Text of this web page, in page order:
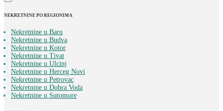
NEKRETNINE PO REGIONIMA
Nekretnine u Baru
Nekretnine u Budva
Nekretnine u Kotor
Nekretnine u Tivat
Nekretnine u Ulcinj
Nekretnine u Herceg Novi
Nekretnine u Petrovac
Nekretnine u Dobra Voda
Nekretnine u Sutomore